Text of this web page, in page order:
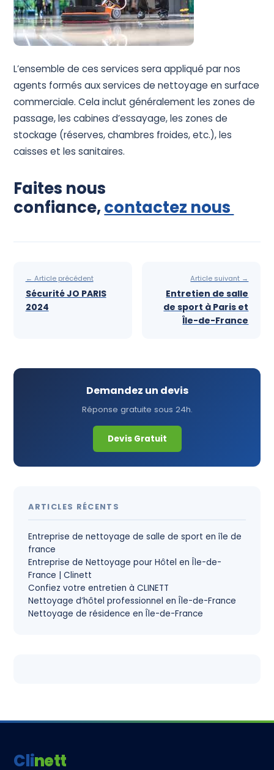
L’ensemble de ces services sera appliqué par nos
agents formés aux services de nettoyage en surface
commerciale. Cela inclut généralement les zones de
passage, les cabines d’essayage, les zones de
stockage (réserves, chambres froides, etc.), les
caisses et les sanitaires.
Faites nous
confiance,contactez nous
← Article précédent
Sécurité JO PARIS
2024
Article suivant →
Entretien de salle
de sport à Paris et
Île-de-France
Demandez un devis
Réponse gratuite sous 24h.
Devis Gratuit
ARTICLES RÉCENTS
Entreprise de nettoyage de salle de sport en île de
france
Entreprise de Nettoyage pour Hôtel en Île-de-
France | Clinett
Confiez votre entretien à CLINETT
Nettoyage d’hôtel professionnel en Île-de-France
Nettoyage de résidence en Île-de-France
Clinett